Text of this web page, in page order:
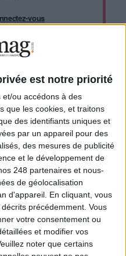
est notre priorité
et/ou accédons à des
que les cookies, et traitons
des identifiants uniques et
par un appareil pour des
des mesures de publicité
et le développement de
248 partenaires et nous-
de géolocalisation
d'appareil. En cliquant, vous
précédemment. Vous
votre consentement ou
et modifier vos
noter que certains
vous
394
Success Story
Intelligence Artificielle
vous pour publier un commentaire